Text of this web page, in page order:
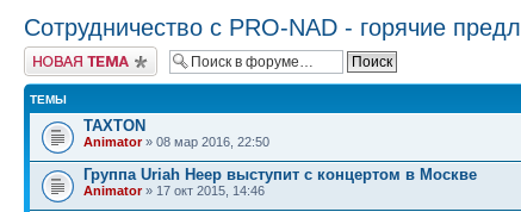
Сотрудничество c PRO-NAD - горячие
Новая тема
ТЕМЫ
TAXTON
Animator» 08 мар 2016, 22:50
Группа Uriah Heep выступит с концертом в Москве
Animator» 17 окт 2015, 14:46